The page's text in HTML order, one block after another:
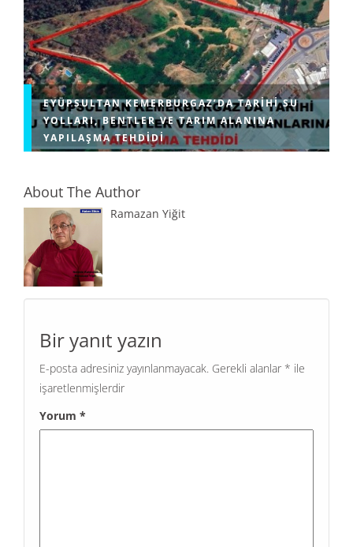
EYÜPSULTAN KEMERBURGAZ’DA TARIHI SU
YOLLARI, BENTLER VE TARIM ALANINA
YAPILAŞMA TEHDIDI
About The Author
Ramazan Yiğit
Bir yanıt yazın
E-posta adresiniz yayınlanmayacak. Gerekli alanlar * ile
işaretlenmişlerdir
Yorum *